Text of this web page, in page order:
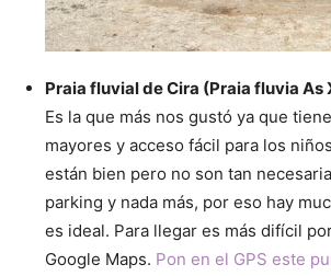
Praia fluvial de Cira (Praia fluvia As
Es la que más nos gustó ya que
mayores y acceso fácil para los
están bien pero no son tan
parking y nada más, por eso hay
es ideal. Para llegar es más difícil
Google Maps. Pon en el GPS este